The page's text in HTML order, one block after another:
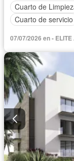
Cuarto de
Cuarto de servicio
07/07/2026 en -